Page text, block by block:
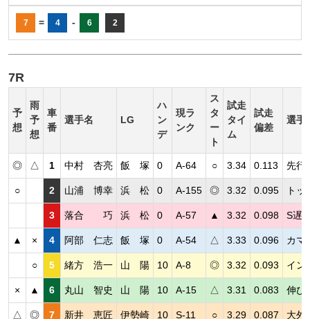
7 = 4 - 6 2
7R
予
想
雨
予
想
車
番
選手名 LG
ハ
ン
デ
現ラ
ンク
ス
タ
ー
ト
試走
タイ
ム
試走
偏差
選手
◎ △ 1 中村 杏亮 飯 塚 0 A-64 ○ 3.34 0.113 先行
○ 2 山浦 博幸 浜 松 0 A-155 ◎ 3.32 0.095 ト
3 落合 巧 浜 松 0 A-57 ▲ 3.32 0.098 S遅
▲ × 4 阿部 仁志 飯 塚 0 A-54 △ 3.33 0.096 カマ
○ 5 緒方 浩一 山 陽 10 A-8 ◎ 3.32 0.093 イン
× ▲ 6 丸山 智史 山 陽 10 A-15 △ 3.31 0.083 伸び
△ ◎ 7 新井 恵匠 伊勢崎 10 S-11 ○ 3.29 0.087 大外